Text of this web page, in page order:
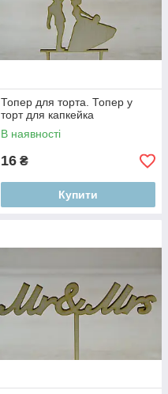
Топер для торта. Топер у
торт для капкейка
В наявності
16 ₴
Купити